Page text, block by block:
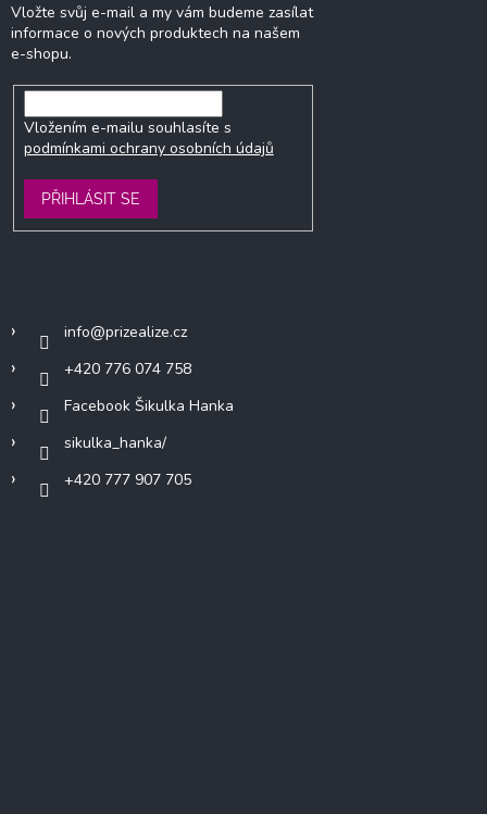
Vložte svůj e-mail a my vám budeme zasílat
informace o nových produktech na našem
e-shopu.
Vložením e-mailu souhlasíte s
podmínkami ochrany osobních údajů
PŘIHLÁSIT SE
info@prizealize.cz
+420 776 074 758
Facebook Šikulka Hanka
sikulka_hanka/
+420 777 907 705